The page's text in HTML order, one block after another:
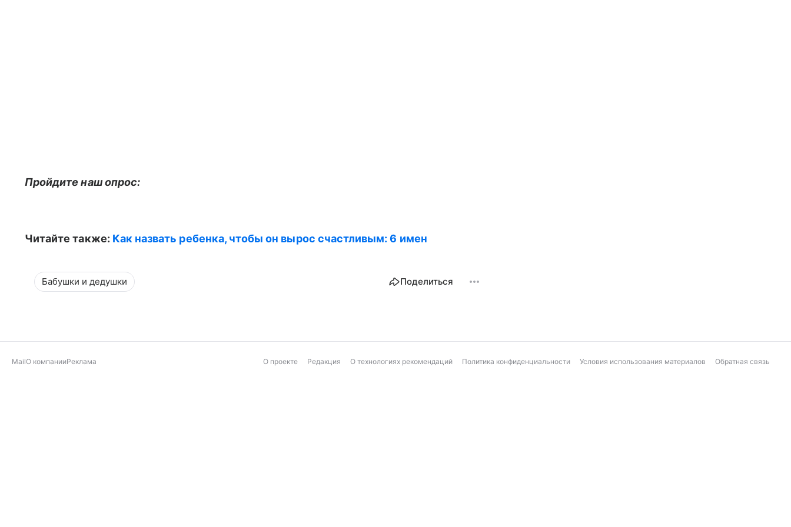
Пройдите наш опрос:
Читайте также: Как назвать ребенка, чтобы он вырос счастливым: 6 имен
Бабушки и дедушки Поделиться
MailО компанииРеклама О проекте Редакция О технологиях рекомендаций Политика конфиденциальности Условия использования материалов Обратная связь